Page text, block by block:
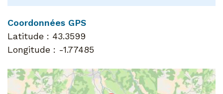
Coordonnées GPS
Latitude : 43.3599
Longitude : -1.77485